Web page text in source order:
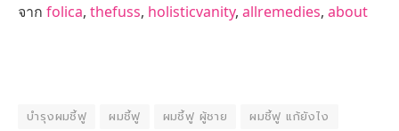
จาก folica, thefuss, holisticvanity, allremedies, about
บํารุงผมชี้ฟู ผมชี้ฟู ผมชี้ฟู ผู้ชาย
ผมชี้ฟู แก้ยังไง